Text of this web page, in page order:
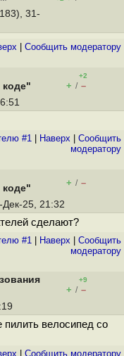
31-
Cообщить модератору
коде"
+2
+ / –
#1 Наверх
Cообщить
модератору
коде"
+ / –
Дек-25, 21:32
сделают?
#1 Наверх
Cообщить
модератору
+9
+ / –
велосипед со
Cообщить модератору